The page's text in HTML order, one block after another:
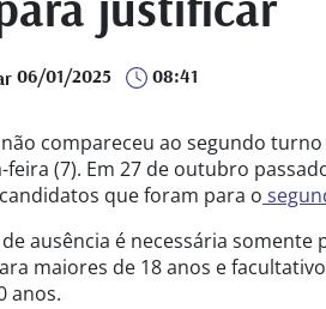
06/01/2025 08:41
compareceu ao segundo
feira (7). Em 27 de outubro
que foram para o
ausência é necessária
maiores de 18 anos e
anos.